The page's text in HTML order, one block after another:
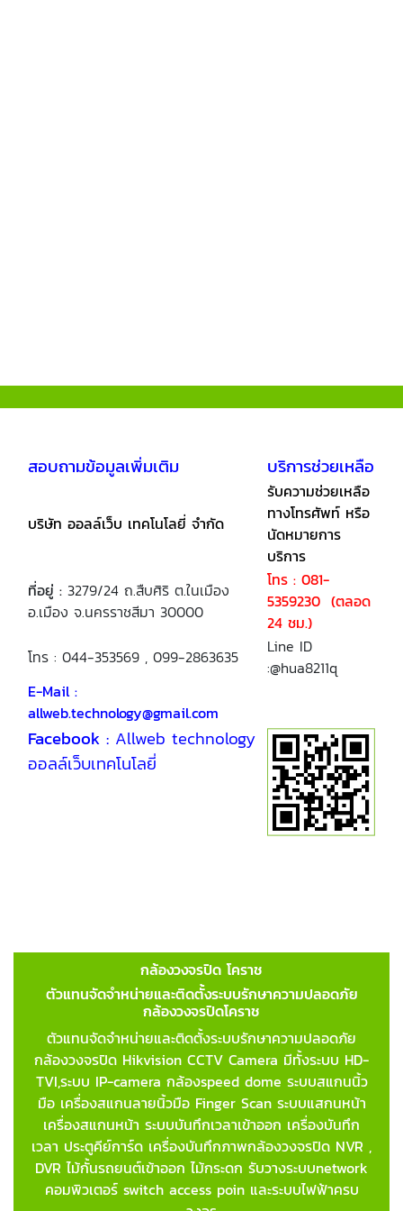
สอบถามข้อมูลเพิ่มเติม บริการช่วยเหลือ
บริษัท ออลล์เว็บ เทคโนโลยี่ จำกัด
รับความช่วยเหลือ
ทางโทรศัพท์ หรือ
นัดหมายการ
บริการ
ที่อยู่ : 3279/24 ถ.สืบศิริ ต.ในเมือง
อ.เมือง จ.นครราชสีมา 30000
โทร : 081-
5359230 (ตลอด
24 ชม.)
โทร : 044-353569 , 099-2863635
Line ID
:@hua8211q
E-Mail :
allweb.technology@gmail.com
Facebook : Allweb technology
ออลล์เว็บเทคโนโลยี่
กล้องวงจรปิด โคราช
ตัวแทนจัดจำหน่ายและติดตั้งระบบรักษาความปลอดภัย
กล้องวงจรปิดโคราช
ตัวแทนจัดจำหน่ายและติดตั้งระบบรักษาความปลอดภัย
กล้องวงจรปิด Hikvision CCTV Camera มีทั้งระบบ HD-
TVI,ระบบ IP-camera กล้องspeed dome ระบบสแกนนิ้ว
มือ เครื่องสแกนลายนิ้วมือ Finger Scan ระบบแสกนหน้า
เครื่องสแกนหน้า ระบบบันทึกเวลาเข้าออก เครื่องบันทึก
เวลา ประตูคีย์การ์ด เครื่องบันทึกภาพกล้องวงจรปิด NVR ,
DVR ไม้กั้นรถยนต์เข้าออก ไม้กระดก รับวางระบบnetwork
คอมพิวเตอร์ switch access poin และระบบไฟฟ้าครบ